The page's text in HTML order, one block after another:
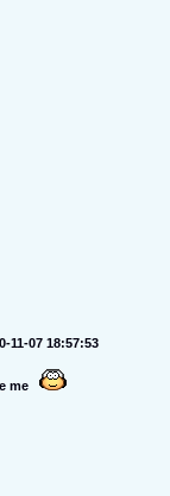
11-07 18:57:53
me